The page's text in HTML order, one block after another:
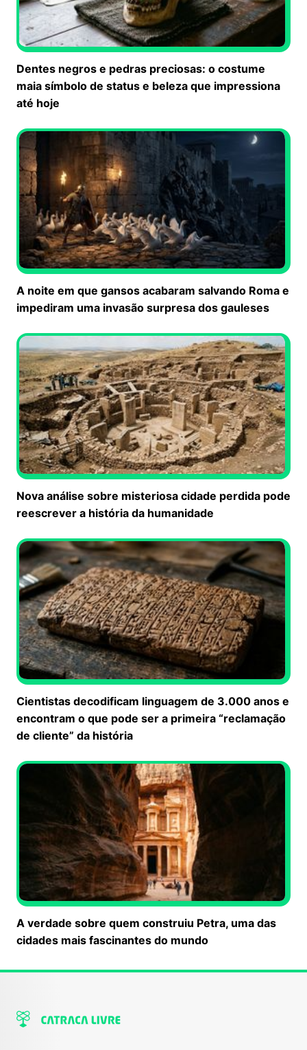
Dentes negros e pedras preciosas: o costume
maia símbolo de status e beleza que impressiona
até hoje
A noite em que gansos acabaram salvando Roma e
impediram uma invasão surpresa dos gauleses
Nova análise sobre misteriosa cidade perdida pode
reescrever a história da humanidade
Cientistas decodificam linguagem de 3.000 anos e
encontram o que pode ser a primeira “reclamação
de cliente” da história
A verdade sobre quem construiu Petra, uma das
cidades mais fascinantes do mundo